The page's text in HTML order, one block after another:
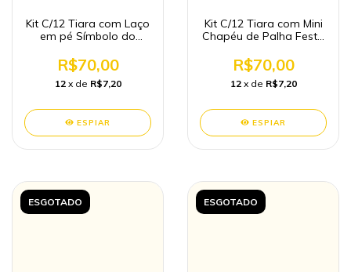
Kit C/12 Tiara com Laço
em pé Símbolo do
R$70,00
12 x de R$7,20
ESPIAR
Kit C/12 Tiara com Mini
Chapéu de Palha Festa
R$70,00
12 x de R$7,20
ESPIAR
ESGOTADO ESGOTADO